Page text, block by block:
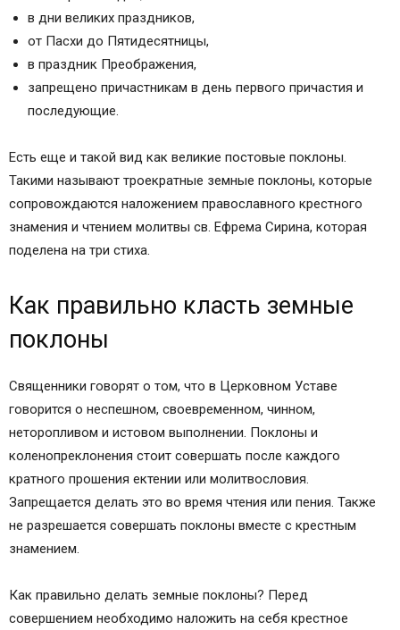
в дни великих праздников,
от Пасхи до Пятидесятницы,
в праздник Преображения,
запрещено причастникам в день первого причастия и
последующие.
Есть еще и такой вид как великие постовые поклоны.
Такими называют троекратные земные поклоны, которые
сопровождаются наложением православного крестного
знамения и чтением молитвы св. Ефрема Сирина, которая
поделена на три стиха.
Как правильно класть земные
поклоны
Священники говорят о том, что в Церковном Уставе
говорится о неспешном, своевременном, чинном,
неторопливом и истовом выполнении. Поклоны и
коленопреклонения стоит совершать после каждого
кратного прошения ектении или молитвословия.
Запрещается делать это во время чтения или пения. Также
не разрешается совершать поклоны вместе с крестным
знамением.
Как правильно делать земные поклоны? Перед
совершением необходимо наложить на себя крестное